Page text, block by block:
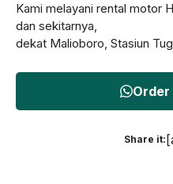
Kami melayani rental motor
dan sekitarnya,
dekat Malioboro, Stasiun
Order
Share it: